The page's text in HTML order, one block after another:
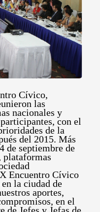
Cívico,
las
nacionales y
con el
de la
del 2015. Más
de septiembre de
plataformas
Encuentro Cívico
la ciudad de
aportes,
en el
Jefes y Jefas de